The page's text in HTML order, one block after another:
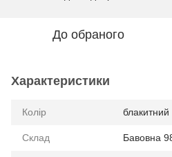
До обраного
Характеристики
Колір блакитний
Склад Бавовна